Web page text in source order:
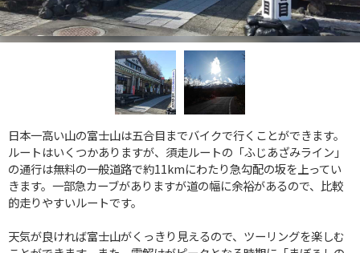
日本一高い山の富士山は五合目までバイクで行くことができます。
ルートはいくつかありますが、須走ルートの「ふじあざみライン」
の通行は無料の一般道路で約11kmにわたり急勾配の坂を上ってい
きます。一部急カーブがありますが道の幅に余裕があるので、比較
的走りやすいルートです。
天気が良ければ富士山がくっきり見えるので、ツーリングを楽しむ